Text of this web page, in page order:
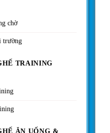
chờ
trường
TRAINING
ĂN UỐNG &